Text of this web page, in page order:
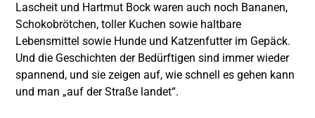
Lascheit und Hartmut Bock waren auch noch Bananen,
Schokobrötchen, toller Kuchen sowie haltbare
Lebensmittel sowie Hunde und Katzenfutter im Gepäck.
Und die Geschichten der Bedürftigen sind immer wieder
spannend, und sie zeigen auf, wie schnell es gehen kann
und man „auf der Straße landet“.